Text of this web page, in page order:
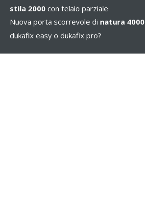
stila 2000 con telaio parziale
Nuova porta scorrevole di natura 4000
dukafix easy o dukafix pro?